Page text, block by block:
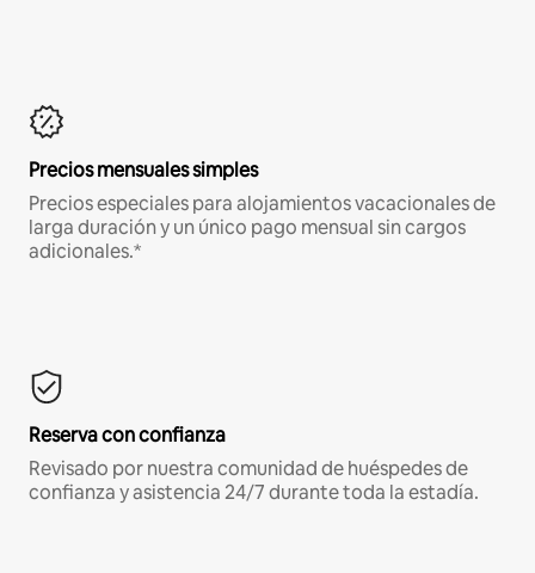
Precios mensuales simples
Precios especiales para alojamientos vacacionales de
larga duración y un único pago mensual sin cargos
adicionales.*
Reserva con confianza
Revisado por nuestra comunidad de huéspedes de
confianza y asistencia 24/7 durante toda la estadía.